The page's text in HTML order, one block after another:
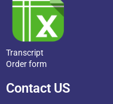
Transcript
Order form
Contact US